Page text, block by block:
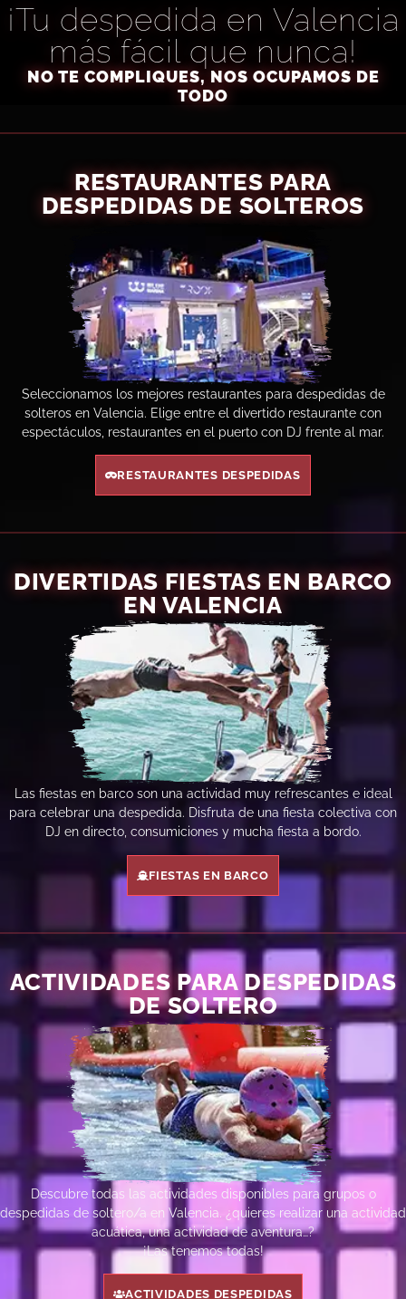
LÍDERES EN DESPEDIDAS
DE SOLTERA Y SOLTERO
EN VALENCIA​
¡Tu despedida en Valencia
más fácil que nunca!
NO TE COMPLIQUES, NOS OCUPAMOS DE
TODO
RESTAURANTES PARA
DESPEDIDAS DE SOLTEROS
Seleccionamos los mejores restaurantes para despedidas de
solteros en Valencia. Elige entre el divertido restaurante con
espectáculos, restaurantes en el puerto con DJ frente al mar.
RESTAURANTES DESPEDIDAS
DIVERTIDAS FIESTAS EN BARCO
EN VALENCIA
Las fiestas en barco son una actividad muy refrescantes e ideal
para celebrar una despedida. Disfruta de una fiesta colectiva con
DJ en directo, consumiciones y mucha fiesta a bordo.
FIESTAS EN BARCO
ACTIVIDADES PARA DESPEDIDAS
DE SOLTERO
Descubre todas las actividades disponibles para grupos o
despedidas de soltero/a en Valencia. ¿quieres realizar una actividad
acuática, una actividad de aventura…?
¡Las tenemos todas!
ACTIVIDADES DESPEDIDAS